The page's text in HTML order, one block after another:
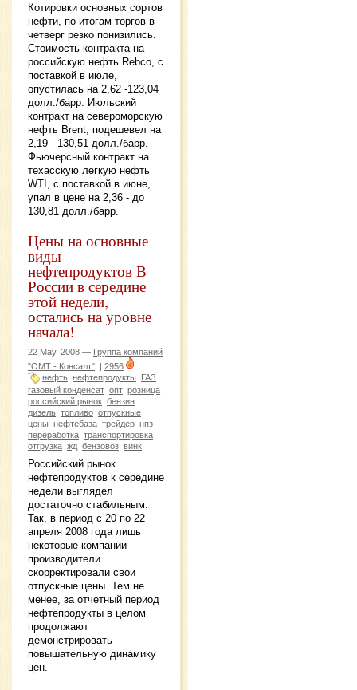
Котировки основных сортов
нефти, по итогам торгов в
четверг резко понизились.
Стоимость контракта на
российскую нефть Rebco, с
поставкой в июле,
опустилась на 2,62 -123,04
долл./барр. Июльский
контракт на североморскую
нефть Brent, подешевел на
2,19 - 130,51 долл./барр.
Фьючерсный контракт на
техасскую легкую нефть
WTI, с поставкой в июне,
упал в цене на 2,36 - до
130,81 долл./барр.
Цены на основные
виды
нефтепродуктов В
России в середине
этой недели,
остались на уровне
начала!
22 May, 2008 — Группа компаний
"ОМТ - Консалт"
2956
нефть нефтепродукты
ГАЗ
газовый конденсат опт розница
российский рынок бензин
дизель топливо отпускные
цены нефтебаза трейдер нпз
переработка транспортировка
отгрузка жд бензовоз винк
Российский рынок
нефтепродуктов к середине
недели выглядел
достаточно стабильным.
Так, в период с 20 по 22
апреля 2008 года лишь
некоторые компании-
производители
скорректировали свои
отпускные цены. Тем не
менее, за отчетный период
нефтепродукты в целом
продолжают
демонстрировать
повышательную динамику
цен.